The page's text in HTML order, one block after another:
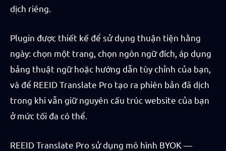
dịch riêng.
Plugin được thiết kế để sử dụng thuận tiện hằng
ngày: chọn một trang, chọn ngôn ngữ đích, áp dụng
bảng thuật ngữ hoặc hướng dẫn tùy chỉnh của bạn,
và để REEID Translate Pro tạo ra phiên bản đã dịch
trong khi vẫn giữ nguyên cấu trúc website của bạn
ở mức tối đa có thể.
REEID Translate Pro sử dụng mô hình BYOK —